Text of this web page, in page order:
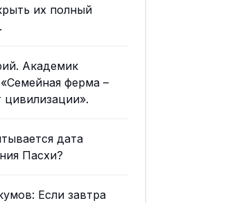
их полный
Академик
ферма –
дата
Пасхи?
Если завтра